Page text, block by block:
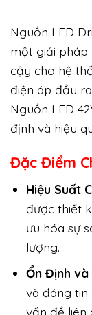
Nguồn LED
một giải pháp
cậy cho hệ
điện áp đầu
Nguồn LED
định và hiệu
Đặc Điểm
Hiệu Suất
được thiết
ưu hóa sự
lượng.
Ổn Định
và đáng tin
vấn đề liên